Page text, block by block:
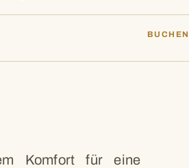
BUCHEN
Komfort für eine